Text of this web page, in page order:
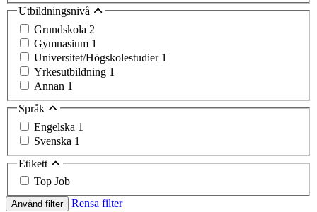
Utbildningsnivå
Grundskola 2
Gymnasium 1
Universitet/Högskolestudier 1
Yrkesutbildning 1
Annan 1
Språk
Engelska 1
Svenska 1
Etikett
Top Job
Använd filter
Rensa filter